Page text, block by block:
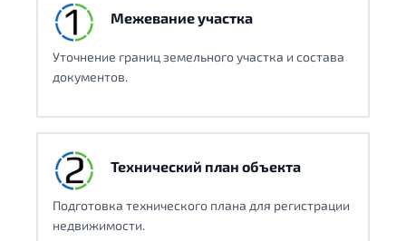
Межевание участка
Уточнение границ земельного участка и состава
документов.
Технический план объекта
Подготовка технического плана для регистрации
недвижимости.